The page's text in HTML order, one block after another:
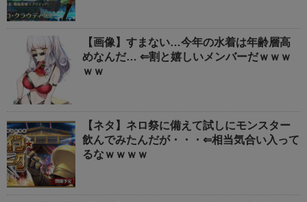
【画像】すまない…今年の水着は年齢層高
めなんだ… ⇐割と嬉しいメンバーだｗｗｗ
ｗｗ
【ネタ】ネロ祭に備えて試しにモンスター
飲んでみたんだが・・・⇐相当気合い入って
るなｗｗｗｗ